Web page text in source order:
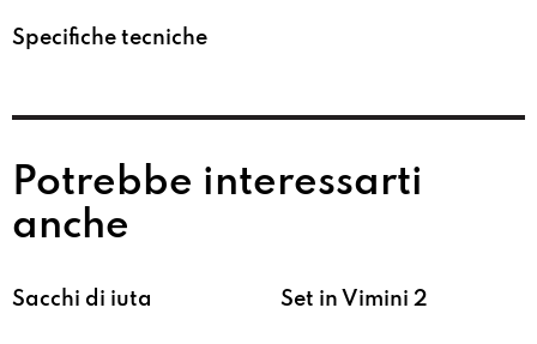
Specifiche tecniche
Potrebbe interessarti
anche
Sacchi di iuta Set in Vimini 2